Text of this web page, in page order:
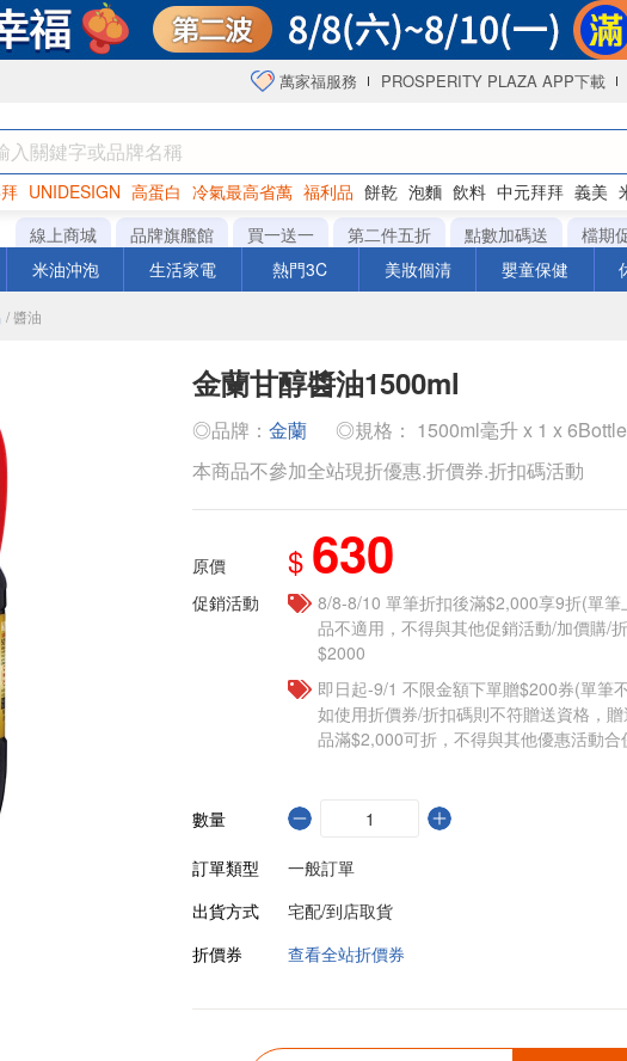
萬家福服務 PROSPERITY PLAZA APP下載
UNIDESIGN 高蛋白 冷氣最高省萬 福利品 餅乾 泡麵 飲料 中元拜拜 義美
罐頭 咖啡 海苔
線上商城 品牌旗艦館 買一送一 第二件五折 點數加碼送
檔期
米油沖泡 生活家電 熱門3C 美妝個清 嬰童保健
/ 醬油
金蘭甘醇醬油1500ml
◎品牌： 金蘭
◎規格： 1500ml毫升 x 1 x
本商品不參加全站現折優惠.折價券.折扣碼活動
原價 $ 630
促銷活動
8/8-8/10 單筆折扣後滿$2,000享9折(單
品不適用，不得與其他促銷活動/加價購/
$2000
即日起-9/1 不限金額下單贈$200券(單筆
如使用折價券/折扣碼則不符贈送資格，
品滿$2,000可折，不得與其他優惠活動合
數量
訂單類型
一般訂單
出貨方式
宅配/到店取貨
折價券
查看全站折價券